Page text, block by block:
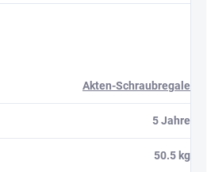
Akten-Schraubregale
5 Jahre
50.5 kg